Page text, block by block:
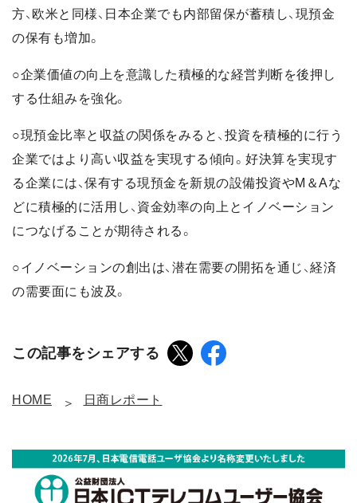
方、欧米と同様、日本企業でも内部留保が蓄積し、現預金
の保有も増加。
○企業価値の向上を意識した積極的な経営判断を後押し
する仕組みを強化。
○現預金比率と収益の関係をみると、投資を積極的に行う
企業ではより高い収益を実現する傾向。好決算を実現す
る企業には、保有する現預金を新規の設備投資やM＆Aな
どに積極的に活用し、資金効率の向上とイノベーション
につなげることが期待される。
○イノベーションの創出は、潜在需要の開拓を通じ、経済
の需要面にも波及。
この記事をシェアする
HOME 日商レポート